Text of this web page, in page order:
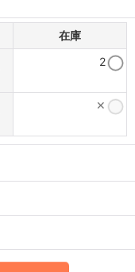
在庫
2
✕